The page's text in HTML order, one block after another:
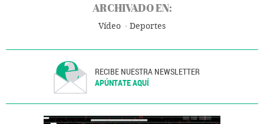
ARCHIVADO EN:
Vídeo Deportes
RECIBE NUESTRA NEWSLETTER
APÚNTATE AQUÍ